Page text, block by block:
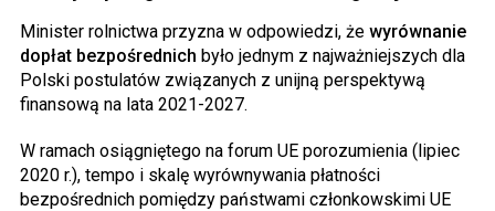
Minister rolnictwa przyzna w odpowiedzi, że wyrównanie
dopłat bezpośrednich było jednym z najważniejszych dla
Polski postulatów związanych z unijną perspektywą
finansową na lata 2021-2027.
W ramach osiągniętego na forum UE porozumienia (lipiec
2020 r.), tempo i skalę wyrównywania płatności
bezpośrednich pomiędzy państwami członkowskimi UE